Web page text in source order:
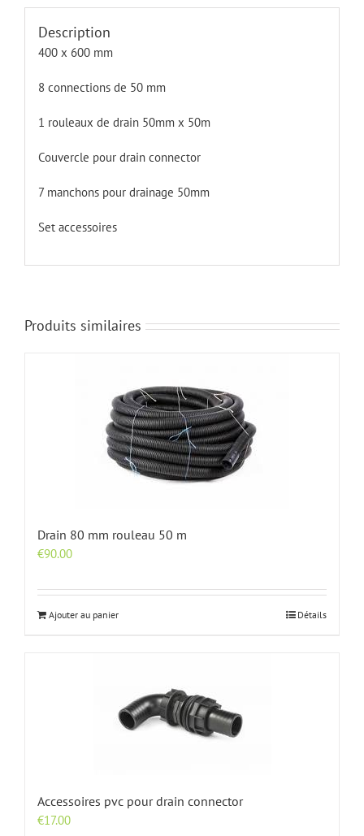
Description
400 x 600 mm
8 connections de 50 mm
1 rouleaux de drain 50mm x 50m
Couvercle pour drain connector
7 manchons pour drainage 50mm
Set accessoires
Produits similaires
Drain 80 mm rouleau 50 m
€90.00
Ajouter au panier Détails
Accessoires pvc pour drain connector
€17.00